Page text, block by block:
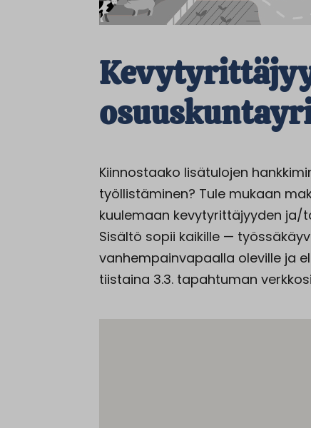
Kiinnostaako lisätulojen
työllistäminen? Tule mukaan
kuulemaan kevytyrittäjyyden ja/
Sisältö sopii kaikille —
vanhempainvapaalla oleville ja
tiistaina 3.3. tapahtuman